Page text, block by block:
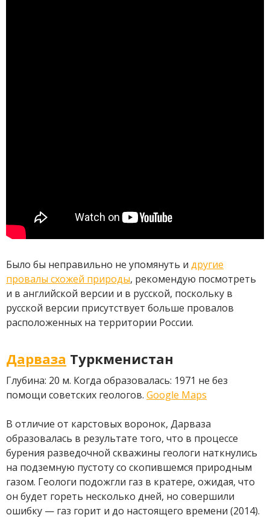
Было бы неправильно не упомянуть и другие
провалы схожей природы, рекомендую посмотреть
и в английской версии и в русской, поскольку в
русской версии присутствует больше провалов
расположенных на территории России.
Дарваза Туркменистан
Глубина: 20 м. Когда образовалась: 1971 не без
помощи советских геологов. Google Maps
В отличие от карстовых воронок, Дарваза
образовалась в результате того, что в процессе
бурения разведочной скважины геологи наткнулись
на подземную пустоту со скопившемся природным
газом. Геологи подожгли газ в кратере, ожидая, что
он будет гореть несколько дней, но совершили
ошибку — газ горит и до настоящего времени (2014).